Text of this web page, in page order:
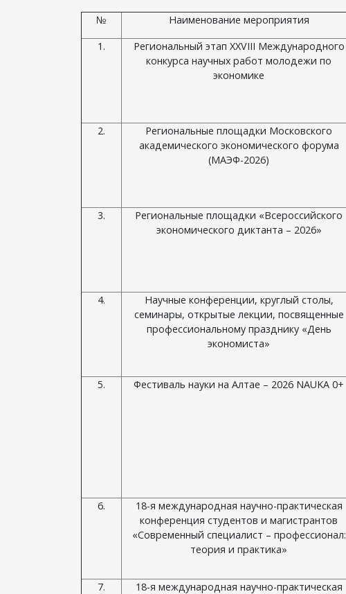
№ Наименование мероприятия
1.
Региональный этап ХХVIII Международного
конкурса научных работ молодежи по
экономике
2.
Региональные площадки Московского
академического экономического форума
(МАЭФ-2026)
3.
Региональные площадки «Всероссийского
экономического диктанта – 2026»
4.
Научные конференции, круглый столы,
семинары, открытые лекции, посвященные
профессиональному празднику «День
экономиста»
5. Фестиваль науки на Алтае – 2026 NAUKA 0+
6.
18-я международная научно-практическая
конференция студентов и магистрантов
«Современный специалист – профессионал:
теория и практика»
7.
18-я международная научно-практическая